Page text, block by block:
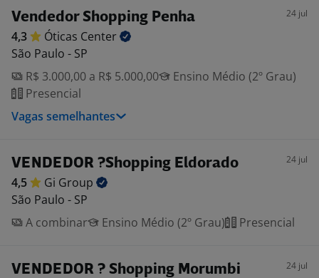
Vendedor Shopping Penha 24 jul
4,3 Óticas Center
São Paulo - SP
R$ 3.000,00 a R$ 5.000,00
Ensino Médio (2º Grau)
Presencial
Vagas semelhantes
VENDEDOR ?Shopping Eldorado 24 jul
4,5 Gi Group
São Paulo - SP
A combinar
Ensino Médio (2º Grau) Presencial
VENDEDOR ? Shopping Morumbi 24 jul